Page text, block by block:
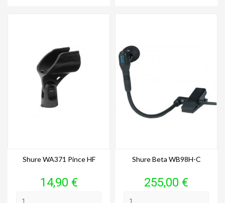
Shure WA371 Pince HF
Prix
14,90 €
Shure Beta WB98H-C
Prix
255,00 €